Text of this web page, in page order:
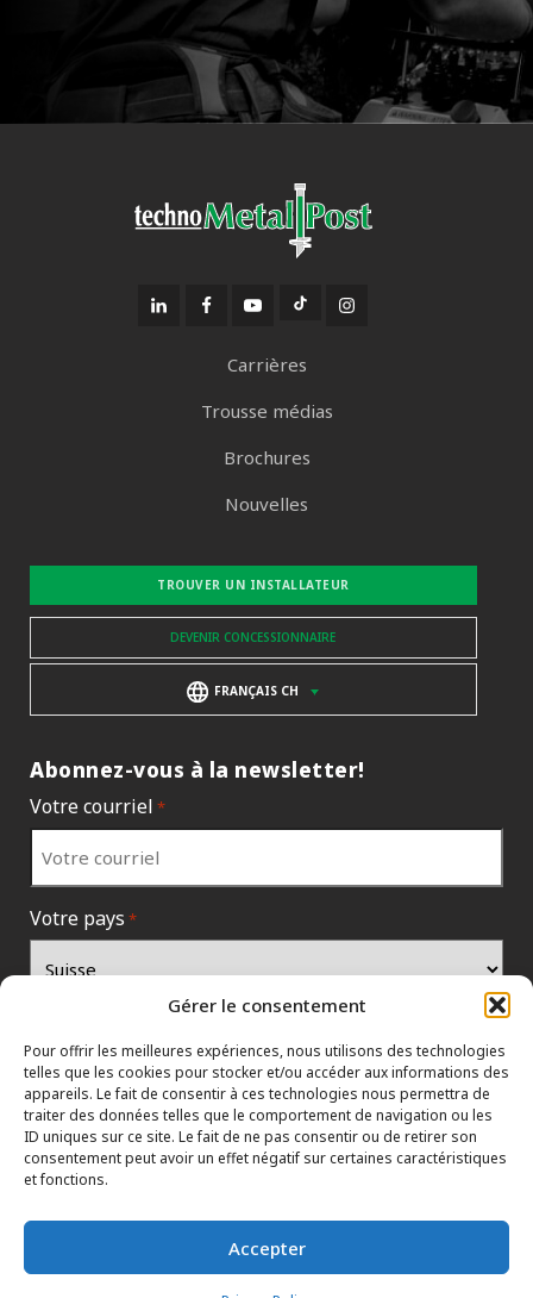
Gérer le consentement
Pour offrir les meilleures expériences, nous utilisons des technologies
telles que les cookies pour stocker et/ou accéder aux informations des
appareils. Le fait de consentir à ces technologies nous permettra de
traiter des données telles que le comportement de navigation ou les
ID uniques sur ce site. Le fait de ne pas consentir ou de retirer son
consentement peut avoir un effet négatif sur certaines caractéristiques
et fonctions.
Accepter
Carrières
Trousse médias
Brochures
Nouvelles
TROUVER UN INSTALLATEUR
DEVENIR CONCESSIONNAIRE
FRANÇAIS CH
Abonnez-vous à la newsletter!
Votre courriel *
Votre pays *
CONCESSIONNAIRES
TERMES ET CONDITIONS
NOUS JOINDRE